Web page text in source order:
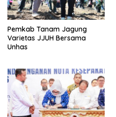
Pemkab Tanam Jagung
Varietas JJUH Bersama
Unhas